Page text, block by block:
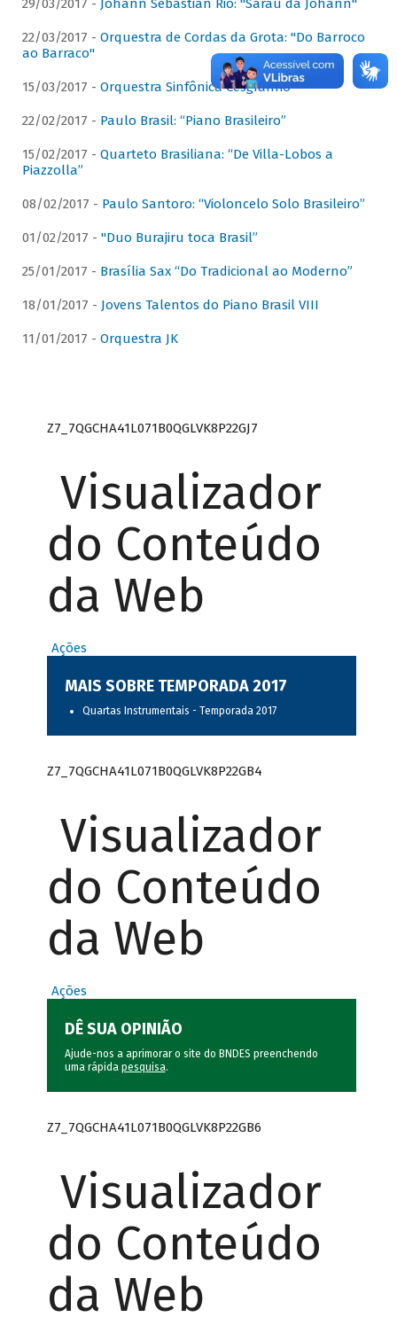
29/03/2017 - Johann Sebastian Rio: "Sarau da Johann"
22/03/2017 - Orquestra de Cordas da Grota: "Do Barroco
ao Barraco"
15/03/2017 - Orquestra Sinfônica Cesgranrio
22/02/2017 - Paulo Brasil: “Piano Brasileiro”
15/02/2017 - Quarteto Brasiliana: “De Villa-Lobos a
Piazzolla”
08/02/2017 - Paulo Santoro: “Violoncelo Solo Brasileiro”
01/02/2017 - "Duo Burajiru toca Brasil”
25/01/2017 - Brasília Sax “Do Tradicional ao Moderno”
18/01/2017 - Jovens Talentos do Piano Brasil VIII
11/01/2017 - Orquestra JK
Z7_7QGCHA41L071B0QGLVK8P22GJ7
Visualizador
do Conteúdo
da Web
Ações
MAIS SOBRE TEMPORADA 2017
Quartas Instrumentais - Temporada 2017
Z7_7QGCHA41L071B0QGLVK8P22GB4
Visualizador
do Conteúdo
da Web
Ações
DÊ SUA OPINIÃO
Ajude-nos a aprimorar o site do BNDES preenchendo
uma rápida pesquisa.
Z7_7QGCHA41L071B0QGLVK8P22GB6
Visualizador
do Conteúdo
da Web